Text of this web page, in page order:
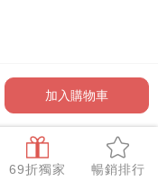
69折獨家 暢銷排行
加入購物車